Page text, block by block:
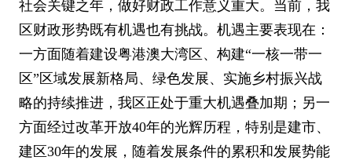
社会关键之年，做好财政工作意义重大。当前，我
区财政形势既有机遇也有挑战。机遇主要表现在：
一方面随着建设粤港澳大湾区、构建“一核一带一
区” 区域发展新格局、绿色发展、实施乡村振兴战
略的持续推进，我区正处于重大机遇叠加期；另一
方面经过改革开放40年的光辉历程，特别是建市、
建区30年的发展，随着发展条件的累积和发展势能